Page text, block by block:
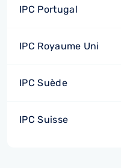
IPC Portugal
IPC Royaume Uni
IPC Suède
IPC Suisse